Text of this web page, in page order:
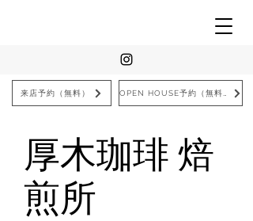
来店予約（無料）
厚木珈琲 焙
煎所